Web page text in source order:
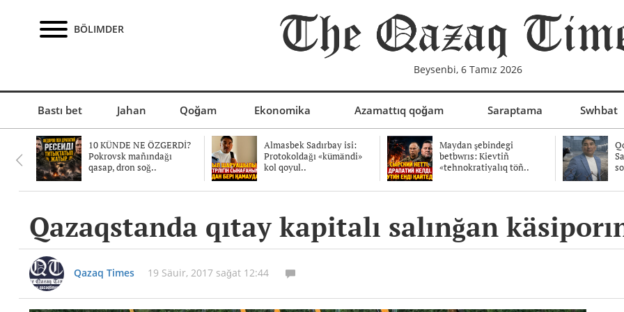
BÖLIMDER
Beysenbi, 6 Tamız 2026
Bastı bet Jahan Qoğam Ekonomika Azamattıq qoğam Saraptama Swhbat
10 KÜNDE NE ÖZGERDİ?
Pokrovsk mañındağı
qasap, dron soğ..
Almasbek Sadırbay isi:
Protokoldağı «kümändi»
kol qoyul..
Maydan şebindegi
betbwrıs: Kievtiñ
«tehnokratiyalıq töñ..
Qazaqstanda qıtay kapitalı salınğan
Qazaq Times 19 Säuir, 2017 sağat 12:44